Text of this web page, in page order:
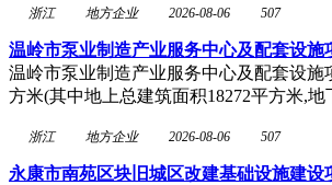
浙江 地方企业 2026-08-06 507
温岭市泵业制造产业服务中心及配套设施
温岭市泵业制造产业服务中心及配套设施
方米(其中地上总建筑面积18272平方米,
浙江 地方企业 2026-08-06 507
永康市南苑区块旧城区改建基础设施建